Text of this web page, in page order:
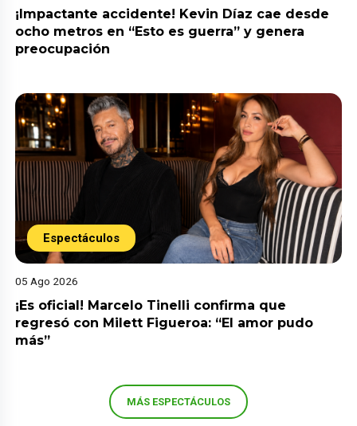
¡Impactante accidente! Kevin Díaz cae desde
ocho metros en “Esto es guerra” y genera
preocupación
Espectáculos
05 Ago 2026
¡Es oficial! Marcelo Tinelli confirma que
regresó con Milett Figueroa: “El amor pudo
más”
MÁS ESPECTÁCULOS